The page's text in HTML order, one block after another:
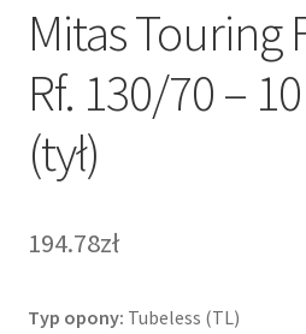
Mitas Touring
Rf. 130/70 –
(tył)
194.78zł
Typ opony: Tubeless (TL)